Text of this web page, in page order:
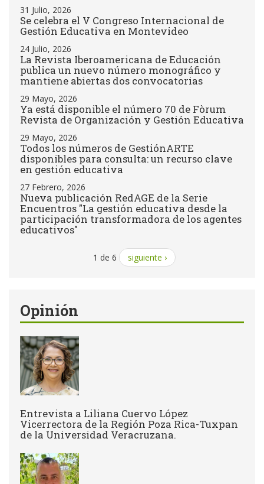
31 Julio, 2026
Se celebra el V Congreso Internacional de
Gestión Educativa en Montevideo
24 Julio, 2026
La Revista Iberoamericana de Educación
publica un nuevo número monográfico y
mantiene abiertas dos convocatorias
29 Mayo, 2026
Ya está disponible el número 70 de Fòrum
Revista de Organización y Gestión Educativa
29 Mayo, 2026
Todos los números de GestiónARTE
disponibles para consulta: un recurso clave
en gestión educativa
27 Febrero, 2026
Nueva publicación RedAGE de la Serie
Encuentros "La gestión educativa desde la
participación transformadora de los agentes
educativos"
1 de 6 siguiente ›
Opinión
Entrevista a Liliana Cuervo López
Vicerrectora de la Región Poza Rica-Tuxpan
de la Universidad Veracruzana.